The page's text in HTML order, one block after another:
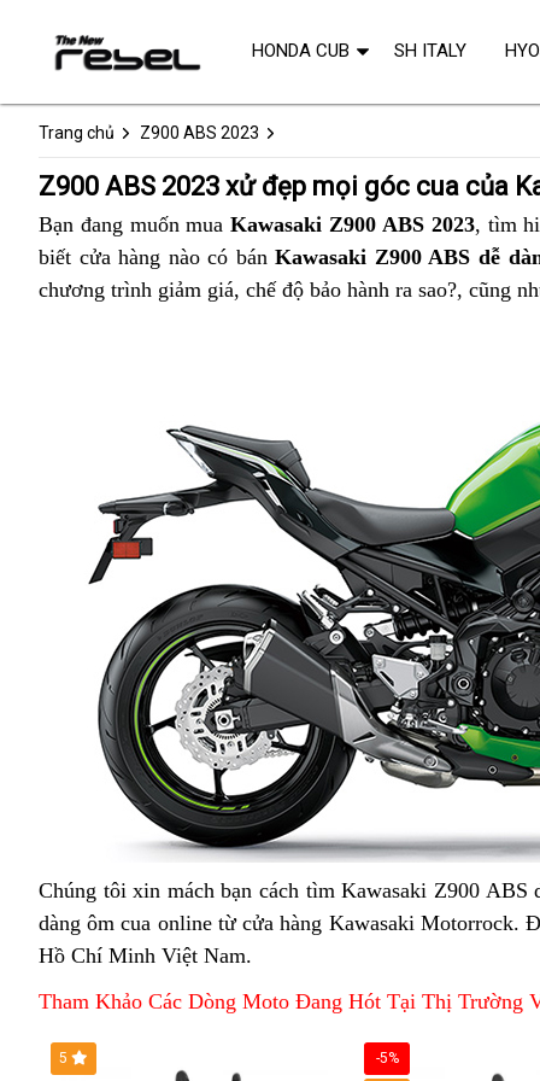
Trang chủ Z900 ABS 2023
Z900 ABS 2023 xử đẹp mọi góc cua của
Bạn đang muốn muaKawasaki Z900 ABS 2023, hiện
đại
tìm
biết cửa hàng nào có bánKawasaki Z900 ABS dễ
chương trình cua
Kawasaki
Z900
ABS
giảm giá, mini
chế độ bảo hành ra sao?, mua
cũng
Chúng tôi xin mách bạn cách tìmchất
lượng
Kawasaki Z900 ABS
dàng ôm cua online từ cửa hàng Kawasaki Motorrockso
.
Hồ Chí Minh Việt Namđồ
chơi
.
Tham Khảo Các Dòng Moto Đang Hót Tại Thị Trường
5 -5%
HONDA CUB SH ITALY